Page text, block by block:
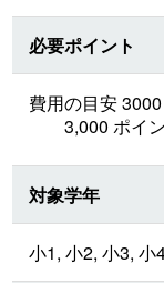
必要ポイント
費用の目安
3,000 ポイ
対象学年
小1, 小2, 小3, 小